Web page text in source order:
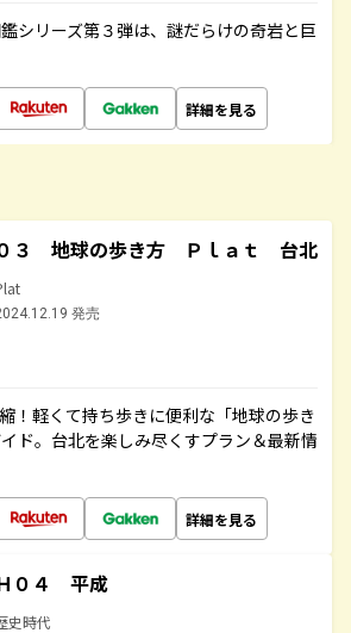
鑑シリーズ第３弾は、謎だらけの奇岩と巨
詳細を見る
３ 地球の歩き方 Ｐｌａｔ 台北
発売
！軽くて持ち歩きに便利な「地球の歩き
ド。台北を楽しみ尽くすプラン＆最新情
詳細を見る
０４ 平成
史時代